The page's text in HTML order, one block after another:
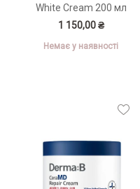
White Cream 200 мл
1 150,00 ₴
Немає у наявності